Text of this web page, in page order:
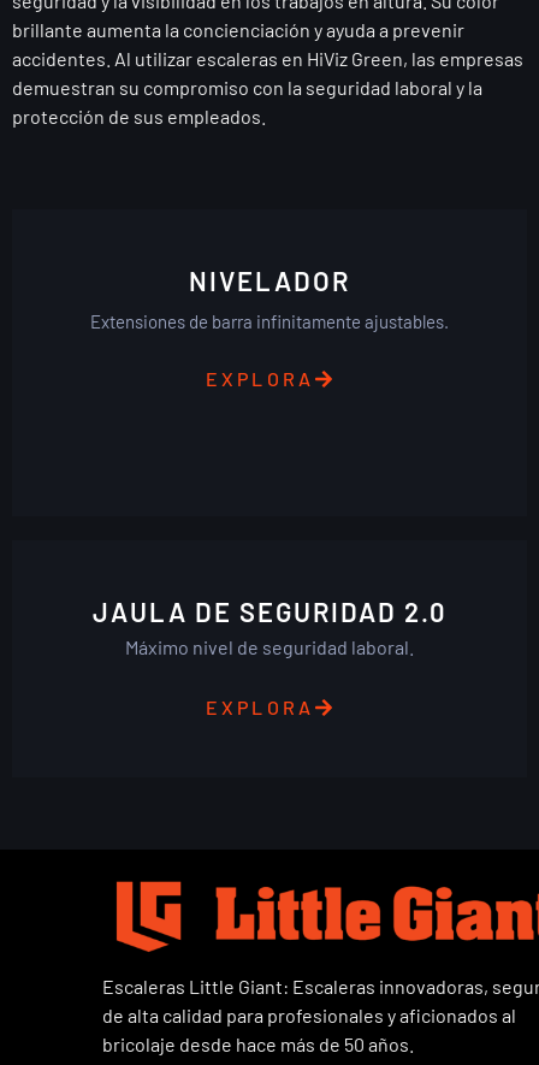
brillante aumenta la concienciación y ayuda a prevenir
accidentes. Al utilizar escaleras en HiViz Green, las empresas
demuestran su compromiso con la seguridad laboral y la
protección de sus empleados.
NIVELADOR
Extensiones de barra infinitamente ajustables.
EXPLORA
JAULA DE SEGURIDAD 2.0
Máximo nivel de seguridad laboral.
EXPLORA
Escaleras Little Giant: Escaleras innovadoras,
de alta calidad para profesionales y aficionados al
bricolaje desde hace más de 50 años.